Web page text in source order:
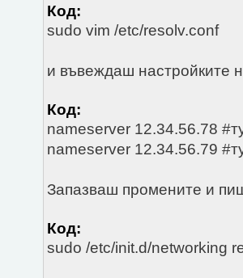
Код:
sudo vim /etc/resolv.conf
и въвеждаш настройките
Код:
nameserver 12.34.56.78
nameserver 12.34.56.79
Запазваш промените и
Код:
sudo /etc/init.d/networking